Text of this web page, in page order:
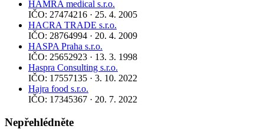
HAMRA medical s.r.o.
IČO: 27474216 · 25. 4. 2005
HACRA TRADE s.r.o.
IČO: 28764994 · 20. 4. 2009
HASPA Praha s.r.o.
IČO: 25652923 · 13. 3. 1998
Haspra Consulting s.r.o.
IČO: 17557135 · 3. 10. 2022
Hajra food s.r.o.
IČO: 17345367 · 20. 7. 2022
Nepřehlédněte